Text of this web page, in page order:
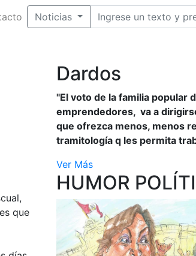
Noticias
que
Dardos
"El voto de la familia popular
emprendedores, va a
que ofrezca menos, menos
tramitología q les permita
Ver Más
HUMOR